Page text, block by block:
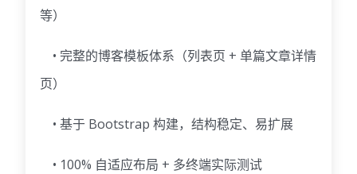
等）
• 完整的博客模板体系（列表页 + 单篇文章详情
页）
• 基于 Bootstrap 构建，结构稳定、易扩展
• 100% 自适应布局 + 多终端实际测试